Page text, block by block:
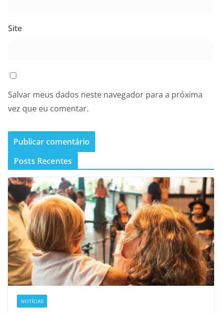
Site
Salvar meus dados neste navegador para a próxima
vez que eu comentar.
Posts Recentes
NOTÍCIAS